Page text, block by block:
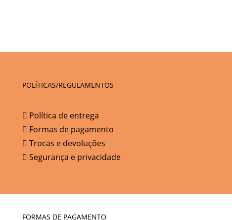
POLÍTICAS/REGULAMENTOS
Política de entrega
Formas de pagamento
Trocas e devoluções
Segurança e privacidade
FORMAS DE PAGAMENTO